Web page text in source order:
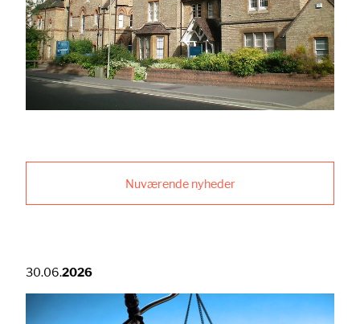
Nuværende nyheder
30.06.2026